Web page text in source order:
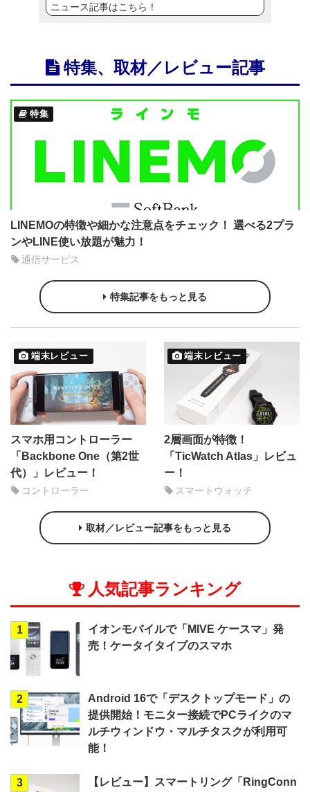
ニュース記事はこちら！
特集、取材／レビュー記事
特集
LINEMOの特徴や細かな注意点をチェック！ 選べる2プラ
ンやLINE使い放題が魅力！
通信サービス
特集記事をもっと見る
端末レビュー
スマホ用コントローラー
「Backbone One（第2世
代）」レビュー！
コントローラー
端末レビュー
2層画面が特徴！
「TicWatch Atlas」レビュ
ー！
スマートウォッチ
取材／レビュー記事をもっと見る
人気記事ランキング
1
イオンモバイルで「MIVE ケースマ」発
売！ケータイタイプのスマホ
2
Android 16で「デスクトップモード」の
提供開始！モニター接続でPCライクのマ
ルチウィンドウ・マルチタスクが利用可
能！
3
【レビュー】スマートリング「RingConn